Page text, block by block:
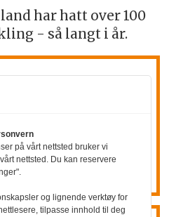
har hatt over 100
- så langt i år.
på vårt nettsted bruker vi
nettsted. Du kan reservere
og lignende verktøy for
tilpasse innhold til deg